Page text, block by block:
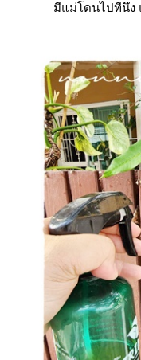
มีแม่โดนไปทีนึง